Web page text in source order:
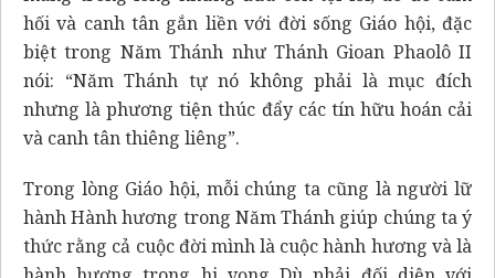
hối và canh tân gắn liền với đời sống Giáo hội, đặc
biệt trong Năm Thánh như Thánh Gioan Phaolô II
nói: “Năm Thánh tự nó không phải là mục đích
nhưng là phương tiện thúc đẩy các tín hữu hoán cải
và canh tân thiêng liêng”.
Trong lòng Giáo hội, mỗi chúng ta cũng là người lữ
hành Hành hương trong Năm Thánh giúp chúng ta ý
thức rằng cả cuộc đời mình là cuộc hành hương và là